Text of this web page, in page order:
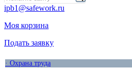
ipb1@safework.ru
Моя корзина
Подать заявку
· Охрана труда